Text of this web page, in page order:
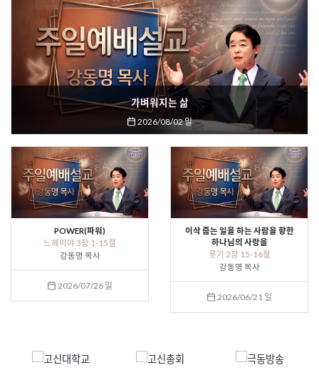
가벼워지는 삶
2026/08/02 일
POWER(파워)
느헤미야 3장 1-15절
강동명 목사
2026/07/26 일
이삭 줍는 일을 하는 사람을 향한
하나님의 사랑을
룻기 2장 15-16절
강동명 목사
2026/06/21 일